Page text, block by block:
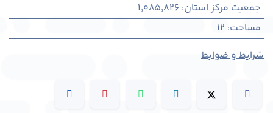
جمعیت مرکز استان:
1,085,826
مساحت:
12
شرایط و ضوابط